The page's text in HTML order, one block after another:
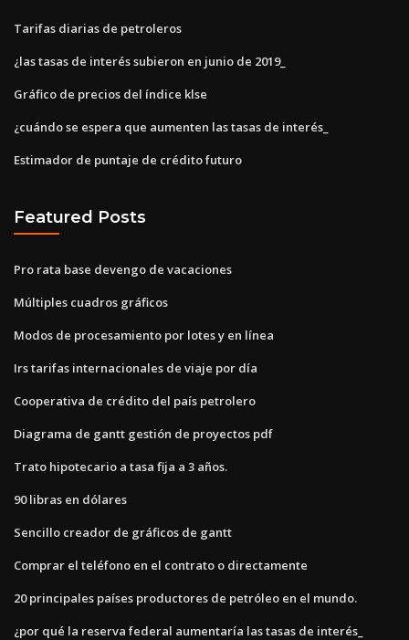
Tarifas diarias de petroleros
¿las tasas de interés subieron en junio de 2019_
Gráfico de precios del índice klse
¿cuándo se espera que aumenten las tasas de interés_
Estimador de puntaje de crédito futuro
Featured Posts
Pro rata base devengo de vacaciones
Múltiples cuadros gráficos
Modos de procesamiento por lotes y en línea
Irs tarifas internacionales de viaje por día
Cooperativa de crédito del país petrolero
Diagrama de gantt gestión de proyectos pdf
Trato hipotecario a tasa fija a 3 años.
90 libras en dólares
Sencillo creador de gráficos de gantt
Comprar el teléfono en el contrato o directamente
20 principales países productores de petróleo en el mundo.
¿por qué la reserva federal aumentaría las tasas de interés_